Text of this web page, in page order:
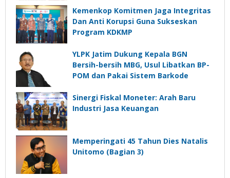
Kemenkop Komitmen Jaga Integritas
Dan Anti Korupsi Guna Sukseskan
Program KDKMP
YLPK Jatim Dukung Kepala BGN
Bersih-bersih MBG, Usul Libatkan BP-
POM dan Pakai Sistem Barkode
Sinergi Fiskal Moneter: Arah Baru
Industri Jasa Keuangan
Memperingati 45 Tahun Dies Natalis
Unitomo (Bagian 3)